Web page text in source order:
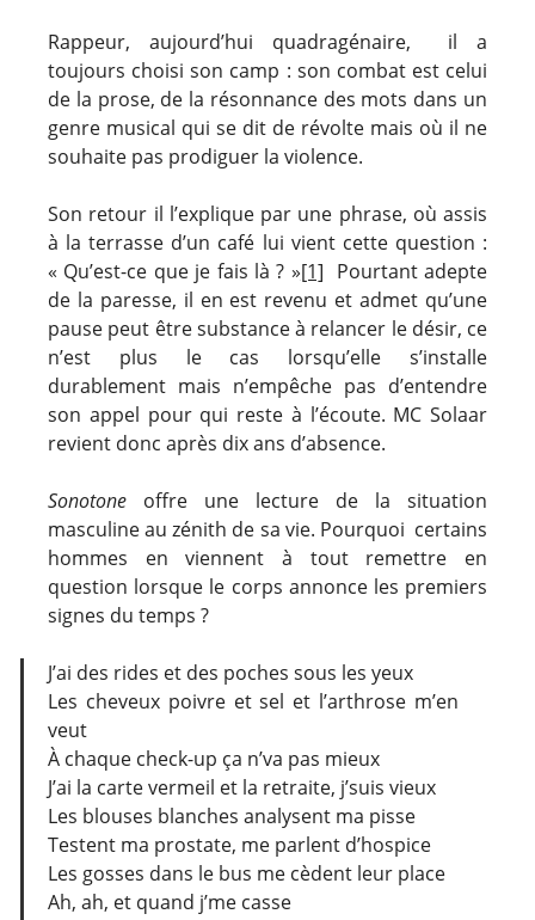
Rappeur, aujourd’hui quadragénaire, il a
toujours choisi son camp : son combat est celui
de la prose, de la résonnance des mots dans un
genre musical qui se dit de révolte mais où il ne
souhaite pas prodiguer la violence.
Son retour il l’explique par une phrase, où assis
à la terrasse d’un café lui vient cette question :
« Qu’est-ce que je fais là ? »[1] Pourtant adepte
de la paresse, il en est revenu et admet qu’une
pause peut être substance à relancer le désir, ce
n’est plus le cas lorsqu’elle s’installe
durablement mais n’empêche pas d’entendre
son appel pour qui reste à l’écoute. MC Solaar
revient donc après dix ans d’absence.
Sonotone offre une lecture de la situation
masculine au zénith de sa vie. Pourquoi certains
hommes en viennent à tout remettre en
question lorsque le corps annonce les premiers
signes du temps ?
J’ai des rides et des poches sous les yeux
Les cheveux poivre et sel et l’arthrose m’en
veut
À chaque check-up ça n’va pas mieux
J’ai la carte vermeil et la retraite, j’suis vieux
Les blouses blanches analysent ma pisse
Testent ma prostate, me parlent d’hospice
Les gosses dans le bus me cèdent leur place
Ah, ah, et quand j’me casse